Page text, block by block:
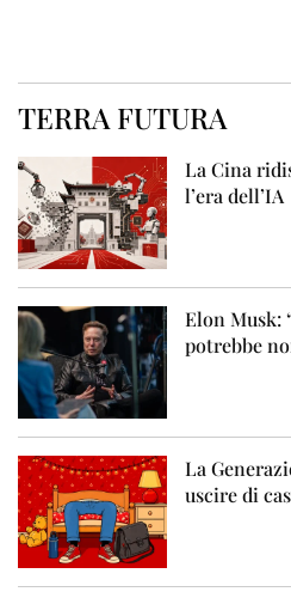
TERRA FUTURA
La Cina
l’era dell’IA
Elon Musk:
potrebbe
La
uscire di